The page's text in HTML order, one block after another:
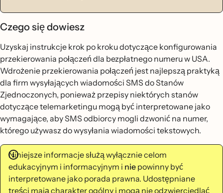
Czego się dowiesz
Uzyskaj instrukcje krok po kroku dotyczące konfigurowania
przekierowania połączeń dla bezpłatnego numeru w USA.
Wdrożenie przekierowania połączeń jest najlepszą praktyką
dla firm wysyłających wiadomości SMS do Stanów
Zjednoczonych, ponieważ przepisy niektórych stanów
dotyczące telemarketingu mogą być interpretowane jako
wymagające, aby SMS odbiorcy mogli dzwonić na numer,
którego używasz do wysyłania wiadomości tekstowych.
Niniejsze informacje służą wyłącznie celom
edukacyjnym i informacyjnym i nie powinny być
interpretowane jako porada prawna. Udostępniane
treści mają charakter ogólny i mogą nie odzwierciedlać